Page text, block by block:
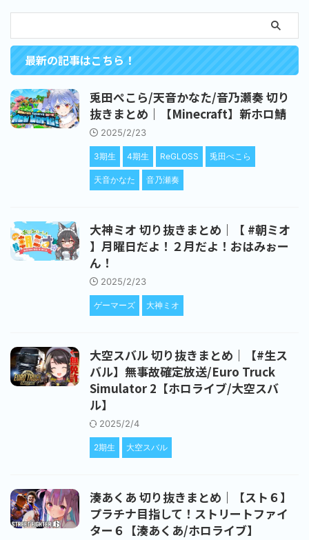
最新の記事はこちら！
兎田ぺこら/天音かなた/音乃瀬奏 切り
抜きまとめ｜【Minecraft】新ホロ鯖
2025/2/23
3期生 4期生 ReGLOSS 兎田ぺこら
天音かなた 音乃瀬奏
大神ミオ 切り抜きまとめ｜【 #朝ミオ
】月曜日だよ！２月だよ！おはみぉー
ん！
2025/2/23
ゲーマーズ 大神ミオ
大空スバル 切り抜きまとめ｜【#生ス
バル】無事故確定放送/Euro Truck
Simulator 2【ホロライブ/大空スバ
ル】
2025/2/4
2期生 大空スバル
湊あくあ 切り抜きまとめ｜【スト６】
プラチナ目指して！ストリートファイ
ター６【湊あくあ/ホロライブ】